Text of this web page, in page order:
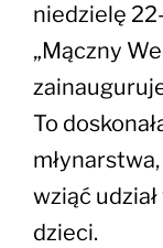
niedzielę
„Mączny
To
wziąć
dzieci.